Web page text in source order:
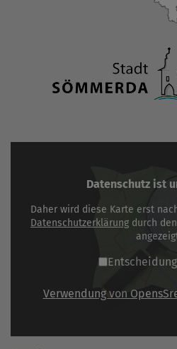
Datenschutz ist
Daher wird diese Karte erst
Datenschutzerklärung durch den
Verwendung von